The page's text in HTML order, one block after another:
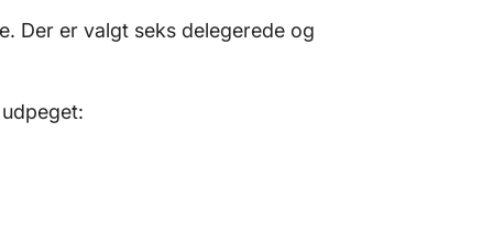
Der er valgt seks delegerede og